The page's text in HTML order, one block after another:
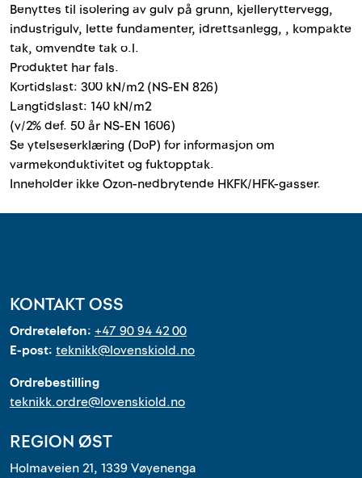
Benyttes til isolering av gulv på grunn, kjelleryttervegg,
industrigulv, lette fundamenter, idrettsanlegg, , kompakte
tak, omvendte tak o.l.
Produktet har fals.
Kortidslast: 300 kN/m2 (NS-EN 826)
Langtidslast: 140 kN/m2
(v/2% def. 50 år NS-EN 1606)
Se ytelseserklæring (DoP) for informasjon om
varmekonduktivitet og fuktopptak.
Inneholder ikke Ozon-nedbrytende HKFK/HFK-gasser.
KONTAKT OSS
Ordretelefon: +47 90 94 42 00
E-post: teknikk@lovenskiold.no
Ordrebestilling
teknikk.ordre@lovenskiold.no
REGION ØST
Holmaveien 21, 1339 Vøyenenga